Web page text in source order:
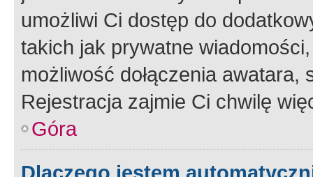
umożliwi Ci dostęp do
takich jak prywatne
możliwość dołączenia
Rejestracja zajmie Ci chwilę
Góra